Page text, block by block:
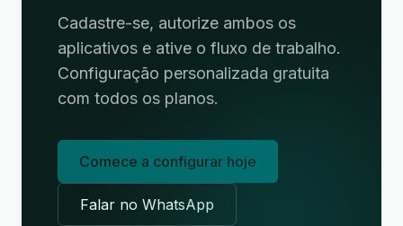
Cadastre-se, autorize ambos os
aplicativos e ative o fluxo de trabalho.
Configuração personalizada gratuita
com todos os planos.
Comece a configurar hoje
Falar no WhatsApp